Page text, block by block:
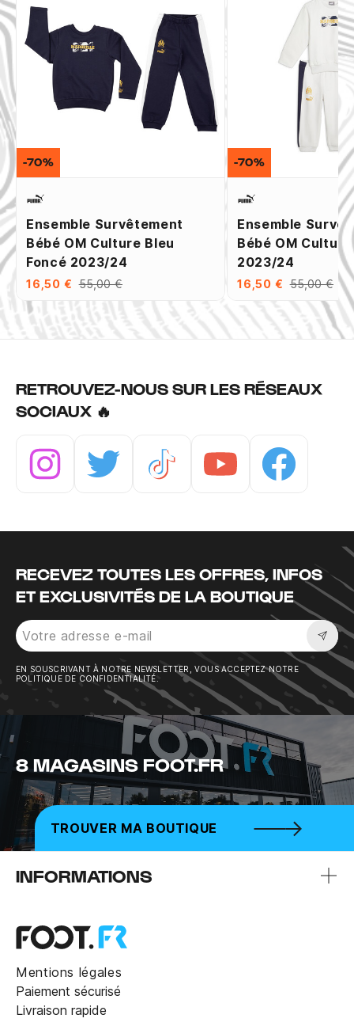
Ensemble Survêtement
Bébé OM Culture Bleu
Foncé 2023/24
16,50 € 55,00 €
-70%
Ensemble
Bébé OM
2023/24
16,50 € 55,00 €
-70%
RETROUVEZ-NOUS SUR LES RÉSEAUX
SOCIAUX 🔥
RECEVEZ TOUTES LES OFFRES, INFOS
ET EXCLUSIVITÉS DE LA BOUTIQUE
EN SOUSCRIVANT À NOTRE NEWSLETTER, VOUS ACCEPTEZ NOTRE
POLITIQUE DE CONFIDENTIALITÉ.
8 MAGASINS FOOT.FR
TROUVER MA BOUTIQUE
INFORMATIONS
Mentions légales
Paiement sécurisé
Livraison rapide